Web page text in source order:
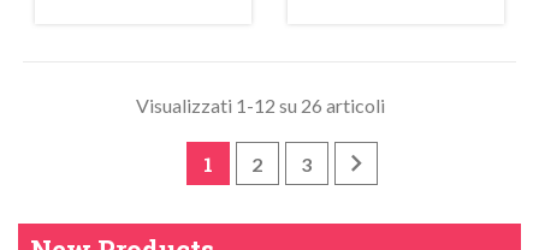
Visualizzati 1-12 su 26 articoli
1 2 3 